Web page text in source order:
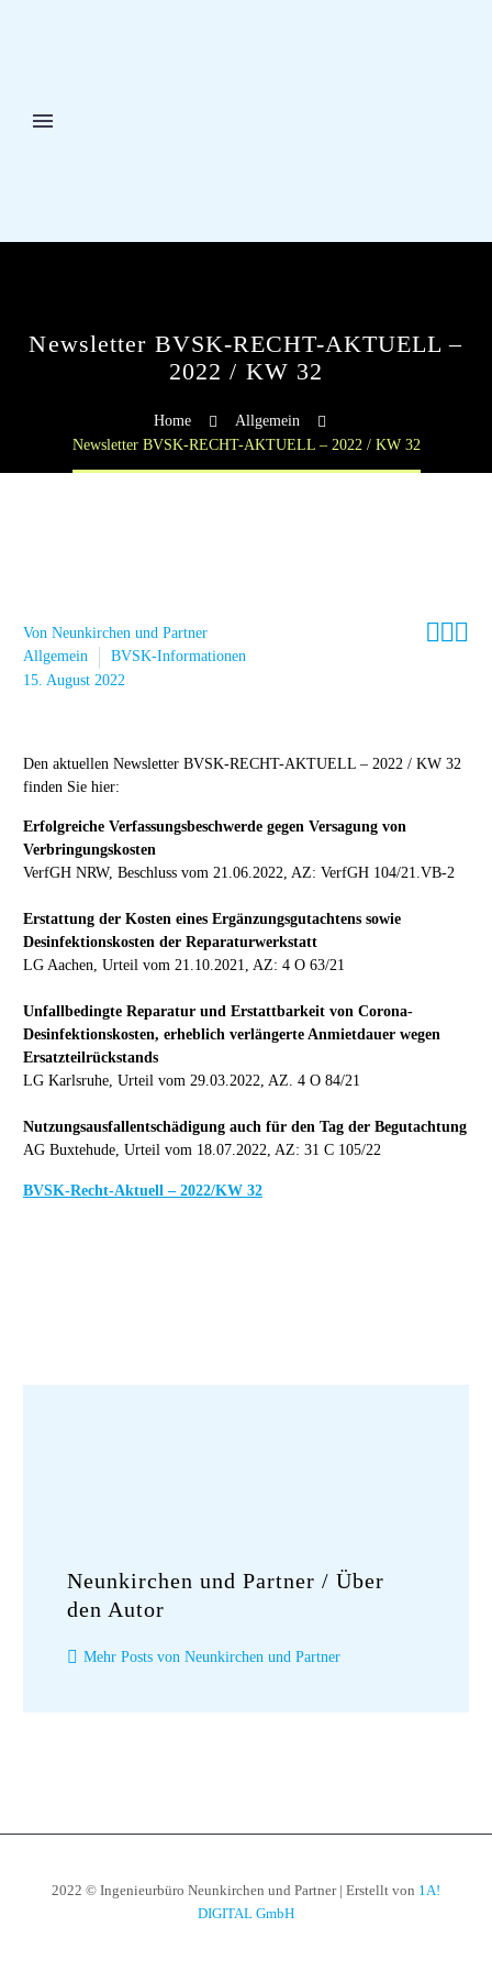
Newsletter BVSK-RECHT-AKTUELL –
2022 / KW 32
Home
Allgemein
Newsletter BVSK-RECHT-AKTUELL – 2022 / KW 32

Von Neunkirchen und Partner
Allgemein
BVSK-Informationen
15. August 2022
Den aktuellen Newsletter BVSK-RECHT-AKTUELL – 2022 / KW 32
finden Sie hier:
Erfolgreiche Verfassungsbeschwerde gegen Versagung von
Verbringungskosten
VerfGH NRW, Beschluss vom 21.06.2022, AZ: VerfGH 104/21.VB-2
Erstattung der Kosten eines Ergänzungsgutachtens sowie
Desinfektionskosten der Reparaturwerkstatt
LG Aachen, Urteil vom 21.10.2021, AZ: 4 O 63/21
Unfallbedingte Reparatur und Erstattbarkeit von Corona-
Desinfektionskosten, erheblich verlängerte Anmietdauer wegen
Ersatzteilrückstands
LG Karlsruhe, Urteil vom 29.03.2022, AZ. 4 O 84/21
Nutzungsausfallentschädigung auch für den Tag der Begutachtung
AG Buxtehude, Urteil vom 18.07.2022, AZ: 31 C 105/22
BVSK-Recht-Aktuell – 2022/KW 32
Neunkirchen und Partner / Über
den Autor
Mehr Posts von Neunkirchen und Partner
2022 © Ingenieurbüro Neunkirchen und Partner | Erstellt von 1A!
DIGITAL GmbH